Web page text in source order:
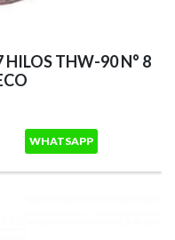
HILOS THW-90 N° 8
WHATSAPP